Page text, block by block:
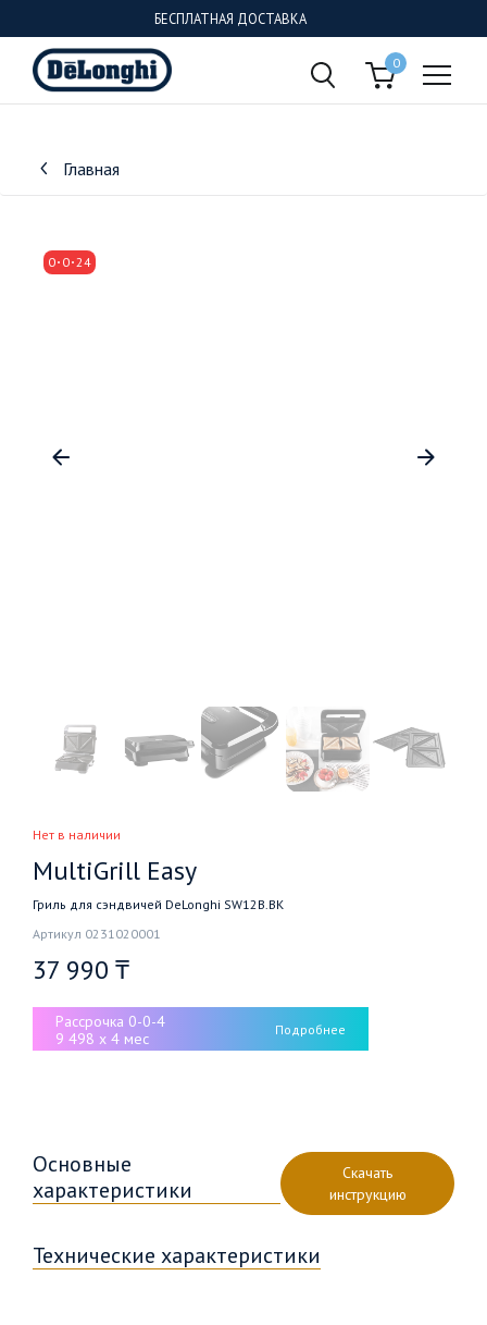
БЕСПЛАТНАЯ ДОСТАВКА
0
Главная
0 0 24
Нет в наличии
MultiGrill Easy
Гриль для сэндвичей DeLonghi SW12B.BK
Артикул 0231020001
37 990 ₸
Рассрочка 0-0-4
9 498 x 4 мес
Подробнее
Основные
характеристики
Скачать
инструкцию
Технические характеристики